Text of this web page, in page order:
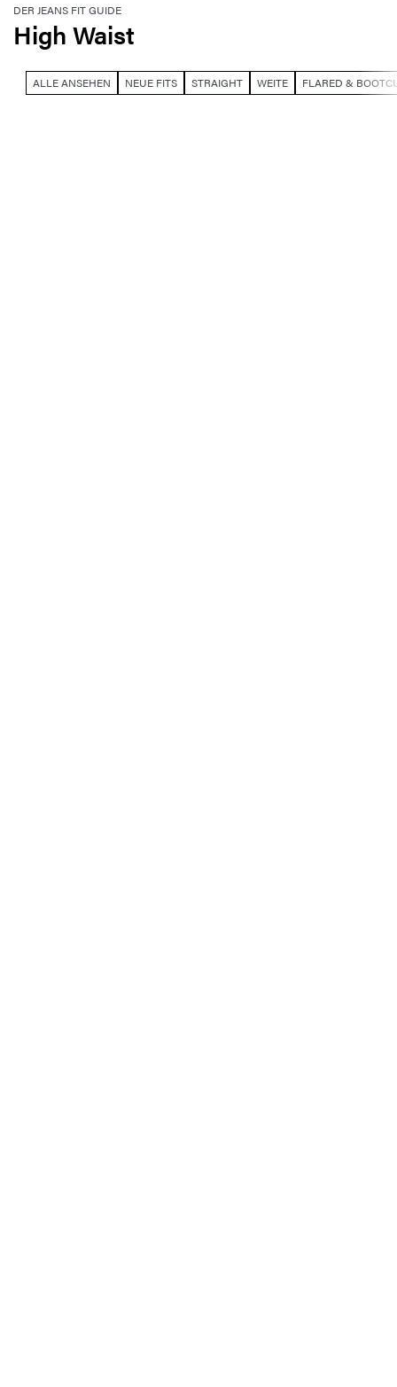
DER JEANS FIT GUIDE
High Waist
ALLE ANSEHEN NEUE FITS STRAIGHT WEITE FLARED &